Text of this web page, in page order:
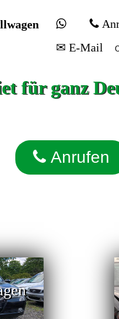
✉ E-Mail
für ganz
Anrufen